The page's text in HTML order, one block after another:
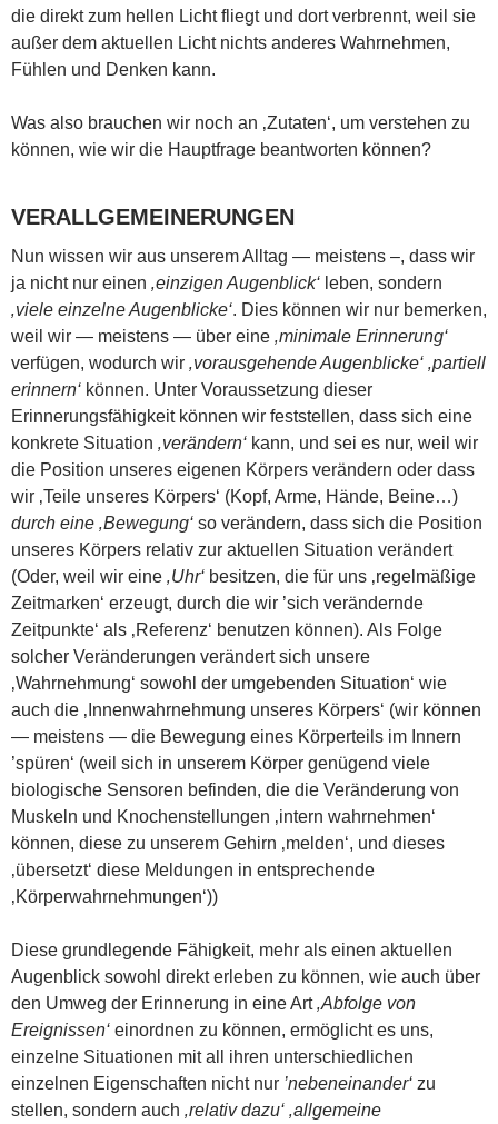
die direkt zum hellen Licht fliegt und dort verbrennt, weil sie
außer dem aktuellen Licht nichts anderes Wahrnehmen,
Fühlen und Denken kann.
Was also brauchen wir noch an ‚Zutaten‘, um verstehen zu
können, wie wir die Hauptfrage beantworten können?
VERALLGEMEINERUNGEN
Nun wissen wir aus unserem Alltag — meistens –, dass wir
ja nicht nur einen ‚einzigen Augenblick‘ leben, sondern
‚viele einzelne Augenblicke‘. Dies können wir nur bemerken,
weil wir — meistens — über eine ‚minimale Erinnerung‘
verfügen, wodurch wir ‚vorausgehende Augenblicke‘ ‚partiell
erinnern‘ können. Unter Voraussetzung dieser
Erinnerungsfähigkeit können wir feststellen, dass sich eine
konkrete Situation ‚verändern‘ kann, und sei es nur, weil wir
die Position unseres eigenen Körpers verändern oder dass
wir ‚Teile unseres Körpers‘ (Kopf, Arme, Hände, Beine…)
durch eine ‚Bewegung‘ so verändern, dass sich die Position
unseres Körpers relativ zur aktuellen Situation verändert
(Oder, weil wir eine ‚Uhr‘ besitzen, die für uns ‚regelmäßige
Zeitmarken‘ erzeugt, durch die wir ’sich verändernde
Zeitpunkte‘ als ‚Referenz‘ benutzen können). Als Folge
solcher Veränderungen verändert sich unsere
‚Wahrnehmung‘ sowohl der umgebenden Situation‘ wie
auch die ‚Innenwahrnehmung unseres Körpers‘ (wir können
— meistens — die Bewegung eines Körperteils im Innern
’spüren‘ (weil sich in unserem Körper genügend viele
biologische Sensoren befinden, die die Veränderung von
Muskeln und Knochenstellungen ‚intern wahrnehmen‘
können, diese zu unserem Gehirn ‚melden‘, und dieses
‚übersetzt‘ diese Meldungen in entsprechende
‚Körperwahrnehmungen‘))
Diese grundlegende Fähigkeit, mehr als einen aktuellen
Augenblick sowohl direkt erleben zu können, wie auch über
den Umweg der Erinnerung in eine Art‚Abfolge von
Ereignissen‘ einordnen zu können, ermöglicht es uns,
einzelne Situationen mit all ihren unterschiedlichen
einzelnen Eigenschaften nicht nur ’nebeneinander‘ zu
stellen, sondern auch ‚relativ dazu‘ ‚allgemeine